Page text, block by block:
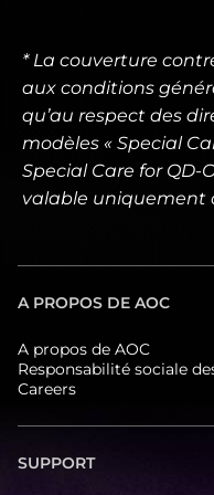
* La couverture
aux conditions
qu’au respect des
modèles « Special
Special Care for QD-
valable uniquement
A PROPOS DE AOC
A propos de AOC
Responsabilité sociale
Careers
SUPPORT